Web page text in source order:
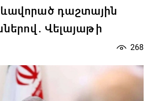
դաշտային
Վելայաթի
268